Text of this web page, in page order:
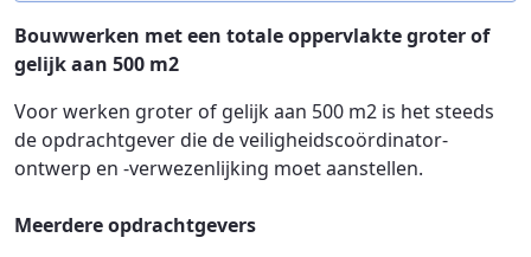
Bouwwerken met een totale oppervlakte groter of
gelijk aan 500 m2
Voor werken groter of gelijk aan 500 m2 is het steeds
de opdrachtgever die de veiligheidscoördinator-
ontwerp en -verwezenlijking moet aanstellen.
Meerdere opdrachtgevers